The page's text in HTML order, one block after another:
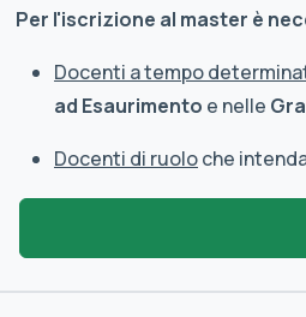
Per l'iscrizione al master è
Docenti a tempo
ad Esaurimento e nelle
Docenti di ruoloche